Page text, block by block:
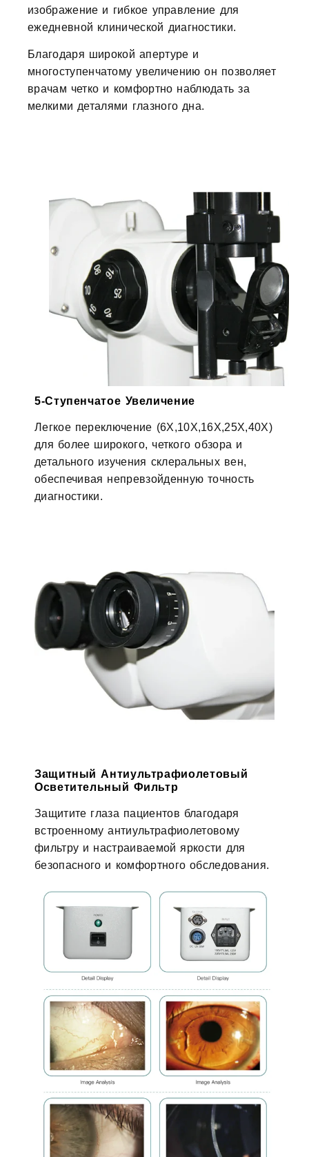
изображение и гибкое управление для
ежедневной клинической диагностики.
Благодаря широкой апертуре и
многоступенчатому увеличению он позволяет
врачам четко и комфортно наблюдать за
мелкими деталями глазного дна.
5-Ступенчатое Увеличение
Легкое переключение (6X,10X,16X,25X,40X)
для более широкого, четкого обзора и
детального изучения склеральных вен,
обеспечивая непревзойденную точность
диагностики.
Защитный Антиультрафиолетовый
Осветительный Фильтр
Защитите глаза пациентов благодаря
встроенному антиультрафиолетовому
фильтру и настраиваемой яркости для
безопасного и комфортного обследования.